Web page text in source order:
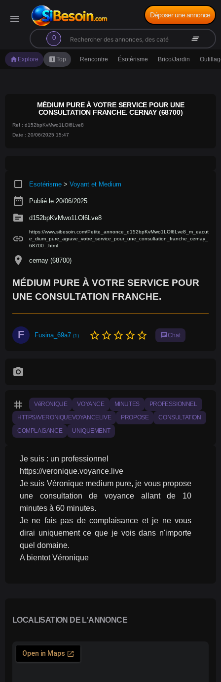
menu
0
search clear_all
Déposer une annonce
home Explore looks_oneTop Rencontre Ésotérisme Brico/Jardin
MÉDIUM PURE À VOTRE SERVICE POUR UNE
CONSULTATION FRANCHE. CERNAY (68700)
Ref : d152bpKvMwo1LOl6Lve8
Date : 20/06/2025 15:47
crop_square Esotérisme > Voyant et Medium
date_range Publié le 20/06/2025
source d152bpKvMwo1LOl6Lve8
link
https://www.sibesoin.com/Petite_annonce_d152bpKvMwo1LOl6Lve8_m_eacut
e_dium_pure_agrave_votre_service_pour_une_consultation_franche_cernay_
68700_.html
location_on cernay (68700)
MÉDIUM PURE À VOTRE SERVICE POUR
UNE CONSULTATION FRANCHE.
F Fusina_69a7 (1) star_borderstar_borderstar_borderstar_borderstar_border chatChat
photo_camera
tag VéRONIQUE VOYANCE MINUTES PROFESSIONNEL
HTTPS//VERONIQUEVOYANCELIVE PROPOSE CONSULTATION
COMPLAISANCE UNIQUEMENT
Je suis : un professionnel
https://veronique.voyance.live
Je suis Véronique medium pure, je vous propose
une consultation de voyance allant de 10
minutes à 60 minutes.
Je ne fais pas de complaisance et je ne vous
dirai uniquement ce que je vois dans n'importe
quel domaine.
A bientot Véronique
LOCALISATION DE L'ANNONCE